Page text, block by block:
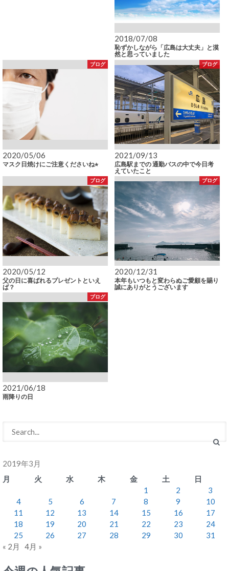
2018/07/08
恥ずかしながら「広島は大丈夫」と漠
然と思っていました
ブログ
2020/05/06
マスク日焼けにご注意くださいね⭐︎
ブログ
2021/09/13
広島駅までの 通勤バスの中で今日考
えていたこと
ブログ
2020/05/12
父の日に喜ばれるプレゼントといえ
ば？
ブログ
2020/12/31
本年もいつもと変わらぬご愛顧を賜り
誠にありがとうございます
ブログ
2021/06/18
雨降りの日
2019年3月
月
火 水 木 金 土
日
1
2
3
4
5 6 7 8 9
10
11
12 13 14 15 16
17
18
19 20 21 22 23
24
25
26 27 28 29 30
31
« 2月
4月 »